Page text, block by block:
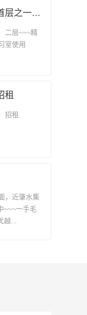
肇庆市西江北路鸿苑东街25栋首层之一、二层办公室招租
二层~~~精
室使用
租
招租
，近肇水集
~~~一手毛
...